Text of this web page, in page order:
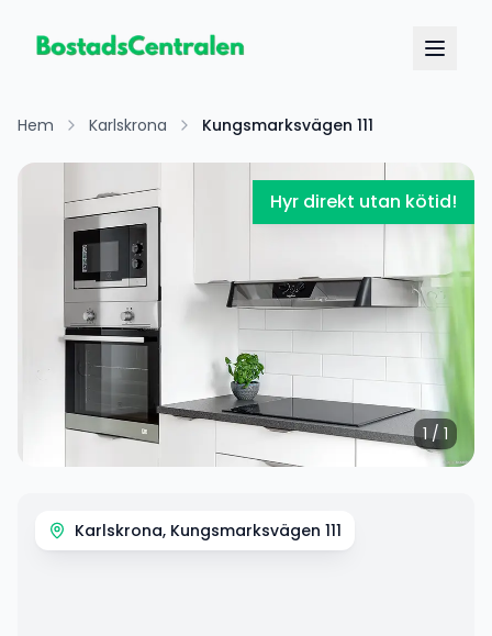
Hem Karlskrona Kungsmarksvägen 111
Hyr direkt utan kötid!
1/ 1
Karlskrona, Kungsmarksvägen 111